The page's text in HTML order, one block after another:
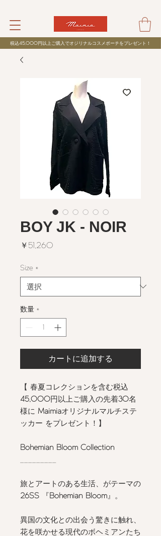
税込45,000円以上ご購入でオジリナルコスメポーチをプレゼント！
BOY JK - NOIR
￥51,260
Size *
数量 *
カートに追加する
【 春夏コレクションを含む税込
45,000円以上ご購入の先着30名
様に Maimiaオリジナルマルチステ
ッカー をプレゼント！】
Bohemian Bloom Collection
旅とアートのある生活、がテーマの
26SS 『Bohemian Bloom 』。
異国の文化との出会う驚きに触れ、
花を咲かせる現代のボヘミアンたち